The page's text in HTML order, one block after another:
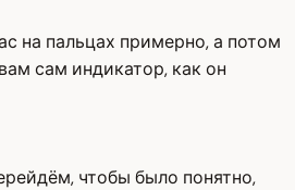
на пальцах примерно, а потом
сам индикатор, как он
чтобы было понятно,